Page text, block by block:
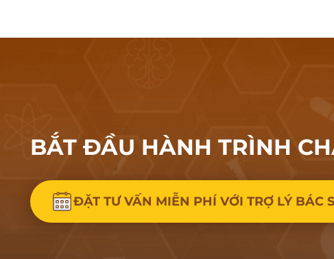
BẮT ĐẦU HÀNH TRÌNH
ĐẶT TƯ VẤN MIỄN PHÍ VỚI TRỢ LÝ BÁC